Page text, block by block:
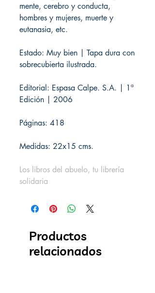
mente, cerebro y conducta,
hombres y mujeres, muerte y
eutanasia, etc.
Estado: Muy bien | Tapa dura con
sobrecubierta ilustrada.
Editorial: Espasa Calpe. S.A. | 1ª
Edición | 2006
Páginas: 418
Medidas: 22x15 cms.
Los libros del abuelo, tu librería
solidaria
Productos
relacionados